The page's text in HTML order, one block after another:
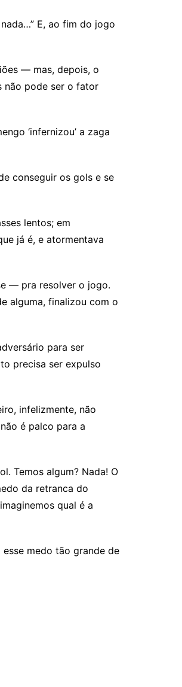
E, ao fim do jogo
— mas, depois, o
não pode ser o fator
‘infernizou’ a zaga
conseguir os gols e se
lentos; em
já é, e atormentava
— pra resolver o jogo.
alguma, finalizou com o
para ser
precisa ser expulso
infelizmente, não
é palco para a
Temos algum? Nada! O
da retranca do
qual é a
medo tão grande de